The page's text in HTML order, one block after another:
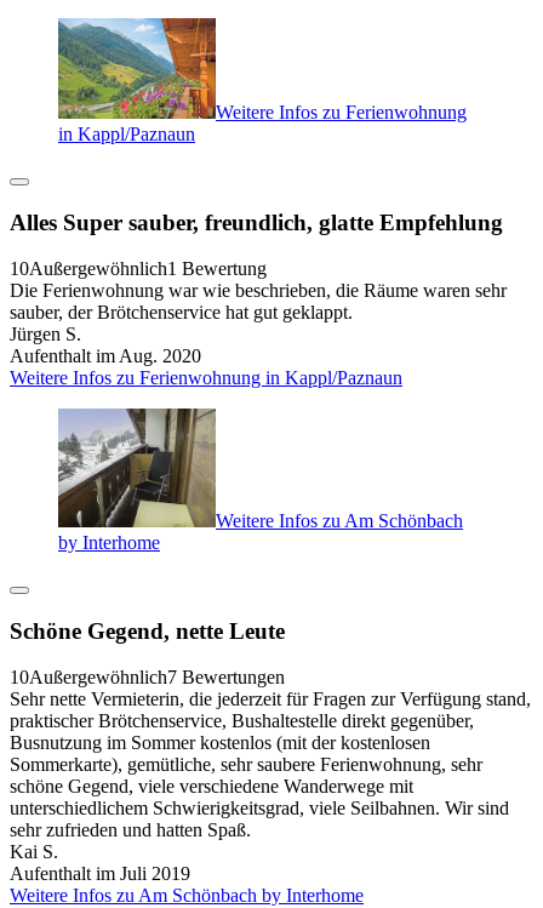
Weitere Infos zu Ferienwohnung
in Kappl/Paznaun
Alles Super sauber, freundlich, glatte Empfehlung
10Außergewöhnlich1 Bewertung
Die Ferienwohnung war wie beschrieben, die Räume waren sehr
sauber, der Brötchenservice hat gut geklappt.
Jürgen S.
Aufenthalt im Aug. 2020
Weitere Infos zu Ferienwohnung in Kappl/Paznaun
Weitere Infos zu Am Schönbach
by Interhome
Schöne Gegend, nette Leute
10Außergewöhnlich7 Bewertungen
Sehr nette Vermieterin, die jederzeit für Fragen zur Verfügung stand,
praktischer Brötchenservice, Bushaltestelle direkt gegenüber,
Busnutzung im Sommer kostenlos (mit der kostenlosen
Sommerkarte), gemütliche, sehr saubere Ferienwohnung, sehr
schöne Gegend, viele verschiedene Wanderwege mit
unterschiedlichem Schwierigkeitsgrad, viele Seilbahnen. Wir sind
sehr zufrieden und hatten Spaß.
Kai S.
Aufenthalt im Juli 2019
Weitere Infos zu Am Schönbach by Interhome